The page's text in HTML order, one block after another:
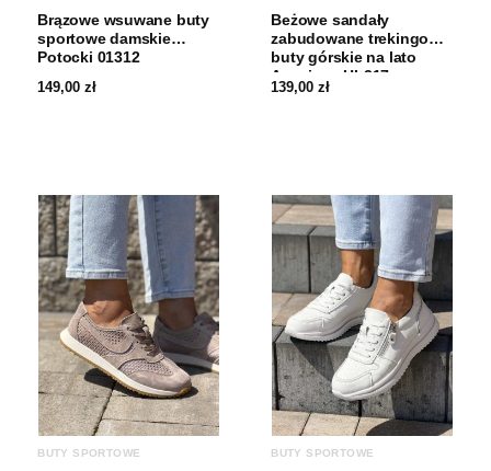
Brązowe wsuwane buty
sportowe damskie
Potocki 01312
149,00zł
Beżowe sandały
zabudowane trekingowe
buty górskie na lato
American HL217
139,00zł
BUTY SPORTOWE BUTY SPORTOWE